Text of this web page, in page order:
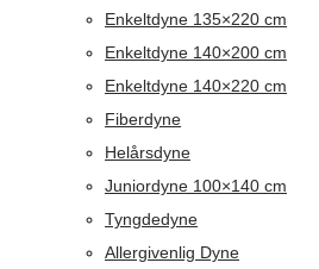
Enkeltdyne 135×220 cm
Enkeltdyne 140×200 cm
Enkeltdyne 140×220 cm
Fiberdyne
Helårsdyne
Juniordyne 100×140 cm
Tyngdedyne
Allergivenlig Dyne